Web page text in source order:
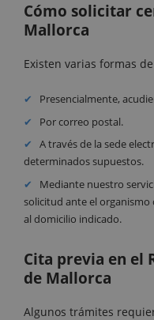
Cómo solicitar
Mallorca
Existen varias formas
Presencialmente,
Por correo postal.
A través de la sede
determinados supuestos.
Mediante nuestro
solicitud ante el
al domicilio indicado.
Cita previa en el
de Mallorca
Algunos trámites